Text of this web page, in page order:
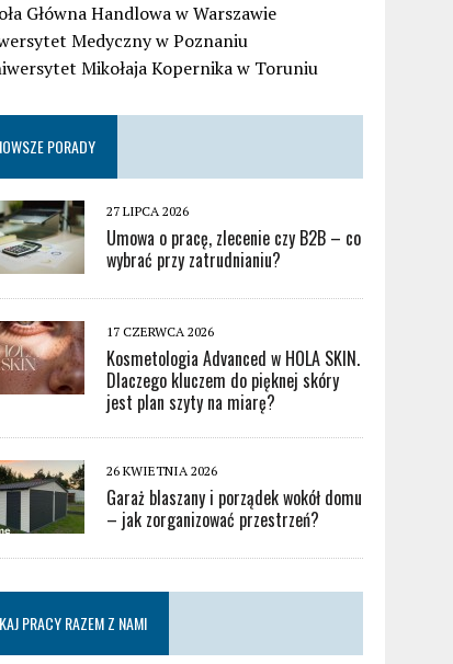
Główna Handlowa w Warszawie
Medyczny w Poznaniu
Mikołaja Kopernika w Toruniu
PORADY
27 LIPCA 2026
Umowa o pracę, zlecenie czy B2B – co
wybrać przy zatrudnianiu?
17 CZERWCA 2026
Kosmetologia Advanced w HOLA SKIN.
Dlaczego kluczem do pięknej skóry
jest plan szyty na miarę?
26 KWIETNIA 2026
Garaż blaszany i porządek wokół domu
– jak zorganizować przestrzeń?
PRACY RAZEM Z NAMI